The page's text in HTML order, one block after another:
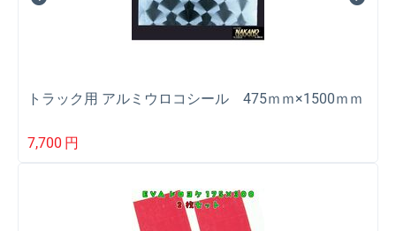
トラック用 アルミウロコシール 475ｍｍ×1500ｍｍ
7,700 円